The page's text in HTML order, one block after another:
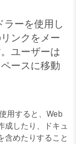
ーを使用し
ンクをメー
ユーザーは
ースに移動
用すると、Web
成したり、ドキュ
含めたりすること